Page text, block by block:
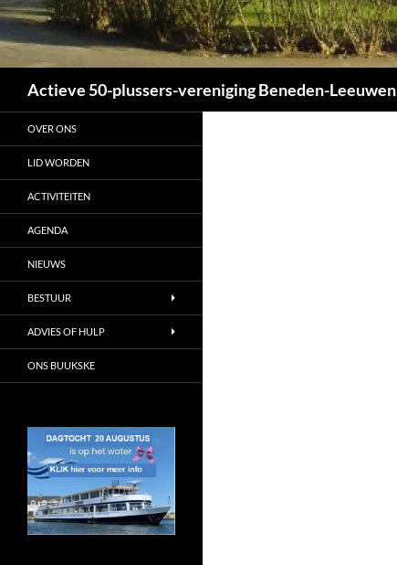
Actieve 50-plussers-vereniging Beneden-Leeuwen
OVER ONS
LID WORDEN
ACTIVITEITEN
AGENDA
NIEUWS
BESTUUR
ADVIES OF HULP
ONS BUUKSKE